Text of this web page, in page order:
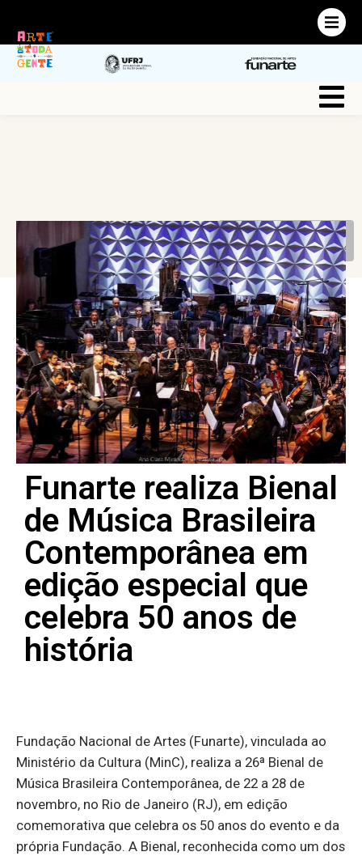
VOLTAR
Funarte realiza Bienal
de Música Brasileira
Contemporânea em
edição especial que
celebra 50 anos de
história
Fundação Nacional de Artes (Funarte), vinculada ao
Ministério da Cultura (MinC), realiza a 26ª Bienal de
Música Brasileira Contemporânea, de 22 a 28 de
novembro, no Rio de Janeiro (RJ), em edição
comemorativa que celebra os 50 anos do evento e da
própria Fundação. A Bienal, reconhecida como um dos